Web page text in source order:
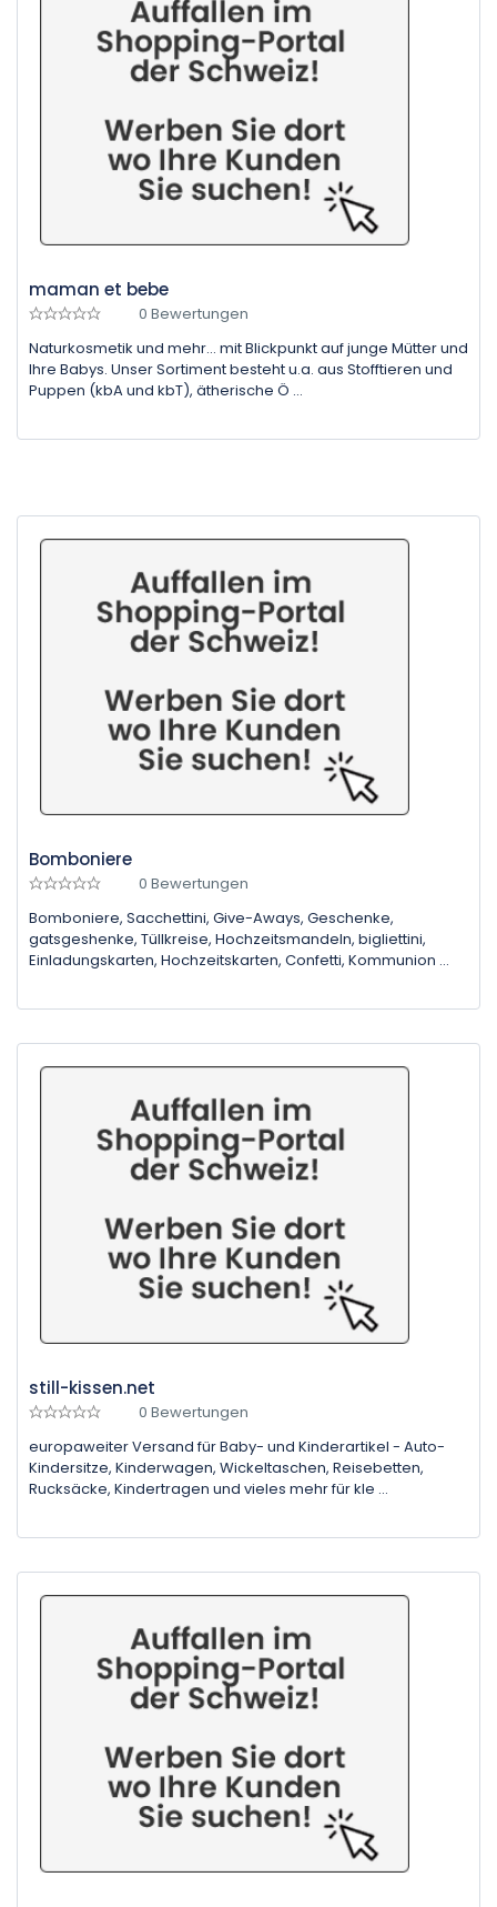
maman et bebe
0 Bewertungen
Naturkosmetik und mehr... mit Blickpunkt auf junge Mütter und
Ihre Babys. Unser Sortiment besteht u.a. aus Stofftieren und
Puppen (kbA und kbT), ätherische Ö ...
Bomboniere
0 Bewertungen
Bomboniere, Sacchettini, Give-Aways, Geschenke,
gatsgeshenke, Tüllkreise, Hochzeitsmandeln, bigliettini,
Einladungskarten, Hochzeitskarten, Confetti, Kommunion ...
still-kissen.net
0 Bewertungen
europaweiter Versand für Baby- und Kinderartikel - Auto-
Kindersitze, Kinderwagen, Wickeltaschen, Reisebetten,
Rucksäcke, Kindertragen und vieles mehr für kle ...